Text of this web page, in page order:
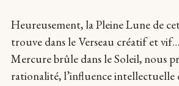
Heureusement, la Pleine Lune de
trouve dans le Verseau créatif et
Mercure brûle dans le Soleil, nous
rationalité, l’influence intellectuelle